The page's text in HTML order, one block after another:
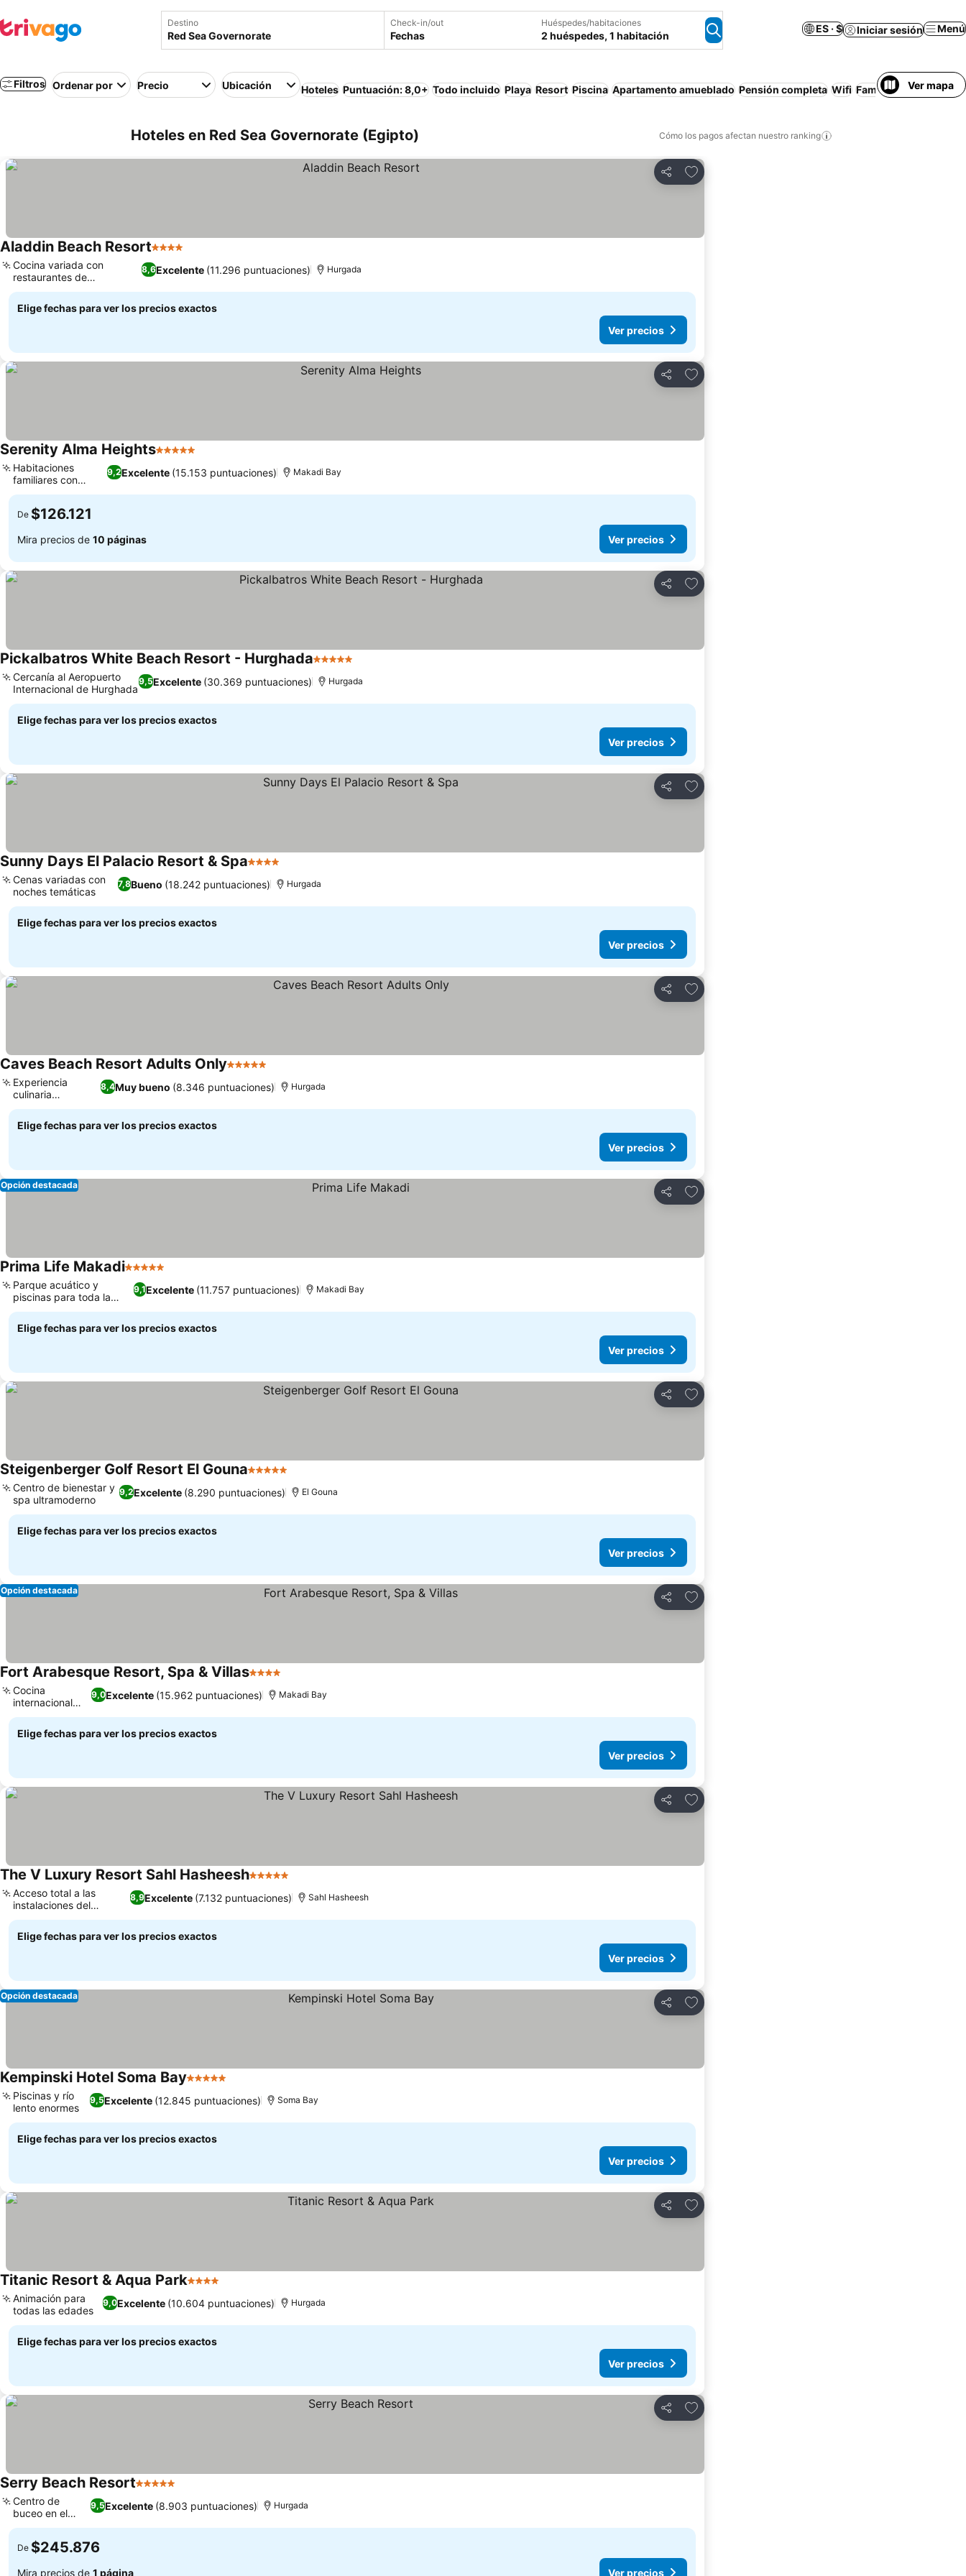
Destino Check-in/out
Fechas
Huéspedes/habitaciones
2 huéspedes, 1 habitación
ES · $ Iniciar sesión Menú
Filtros Ordenar por Precio Ubicación Hoteles Puntuación: 8,0+ Todo incluido Playa Resort Piscina Apartamento amueblado Pensión completa Wifi Familias Media
Ver mapa
Hoteles en Red Sea Governorate (Egipto) Cómo los pagos afectan nuestro ranking
Compartir
Agregar a favoritos
Aladdin Beach Resort4 Estrellas
8,6Excelente (11.296 puntuaciones)
Cocina variada con
restaurantes de
especialidades
Hurgada
Elige fechas para ver los precios exactos
Ver precios
Compartir
Agregar a favoritos
Serenity Alma Heights5 Estrellas
9,2Excelente (15.153 puntuaciones)
Habitaciones
familiares con
balcón
Makadi Bay
De $126.121
Mira precios de 10 páginas Ver precios
Compartir
Agregar a favoritos
Pickalbatros White Beach Resort - Hurghada5 Estrellas
9,5Excelente (30.369 puntuaciones)
Cercanía al Aeropuerto
Internacional de Hurghada
Hurgada
Elige fechas para ver los precios exactos
Ver precios
Compartir
Agregar a favoritos
Sunny Days El Palacio Resort & Spa4 Estrellas
7,8Bueno (18.242 puntuaciones)
Cenas variadas con
noches temáticas
Hurgada
Elige fechas para ver los precios exactos
Ver precios
Compartir
Agregar a favoritos
Caves Beach Resort Adults Only5 Estrellas
8,4Muy bueno (8.346 puntuaciones)
Experiencia
culinaria
teppanyaki
Hurgada
Elige fechas para ver los precios exactos
Ver precios
Compartir
Agregar a favoritos
Opción destacada
Prima Life Makadi5 Estrellas
9,1Excelente (11.757 puntuaciones)
Parque acuático y
piscinas para toda la
familia
Makadi Bay
Elige fechas para ver los precios exactos
Ver precios
Compartir
Agregar a favoritos
Steigenberger Golf Resort El Gouna5 Estrellas
9,2Excelente (8.290 puntuaciones)
Centro de bienestar y
spa ultramoderno
El Gouna
Elige fechas para ver los precios exactos
Ver precios
Compartir
Agregar a favoritos
Opción destacada
Fort Arabesque Resort, Spa & Villas4 Estrellas
9,0Excelente (15.962 puntuaciones)
Cocina
internacional
variada
Makadi Bay
Elige fechas para ver los precios exactos
Ver precios
Compartir
Agregar a favoritos
The V Luxury Resort Sahl Hasheesh5 Estrellas
8,9Excelente (7.132 puntuaciones)
Acceso total a las
instalaciones del
Pyramisa
Sahl Hasheesh
Elige fechas para ver los precios exactos
Ver precios
Compartir
Agregar a favoritos
Opción destacada
Kempinski Hotel Soma Bay5 Estrellas
9,5Excelente (12.845 puntuaciones)
Piscinas y río
lento enormes
Soma Bay
Elige fechas para ver los precios exactos
Ver precios
Compartir
Agregar a favoritos
Titanic Resort & Aqua Park4 Estrellas
9,0Excelente (10.604 puntuaciones)
Animación para
todas las edades
Hurgada
Elige fechas para ver los precios exactos
Ver precios
Compartir
Agregar a favoritos
Serry Beach Resort5 Estrellas
9,5Excelente (8.903 puntuaciones)
Centro de
buceo en el
hotel
Hurgada
De $245.876
Mira precios de 1 página Ver precios